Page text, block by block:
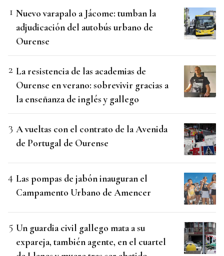
Nuevo varapalo a Jácome: tumban la
adjudicación del autobús urbano de
Ourense
La resistencia de las academias de
Ourense en verano: sobrevivir gracias a
la enseñanza de inglés y gallego
A vueltas con el contrato de la Avenida
de Portugal de Ourense
Las pompas de jabón inauguran el
Campamento Urbano de Amencer
Un guardia civil gallego mata a su
expareja, también agente, en el cuartel